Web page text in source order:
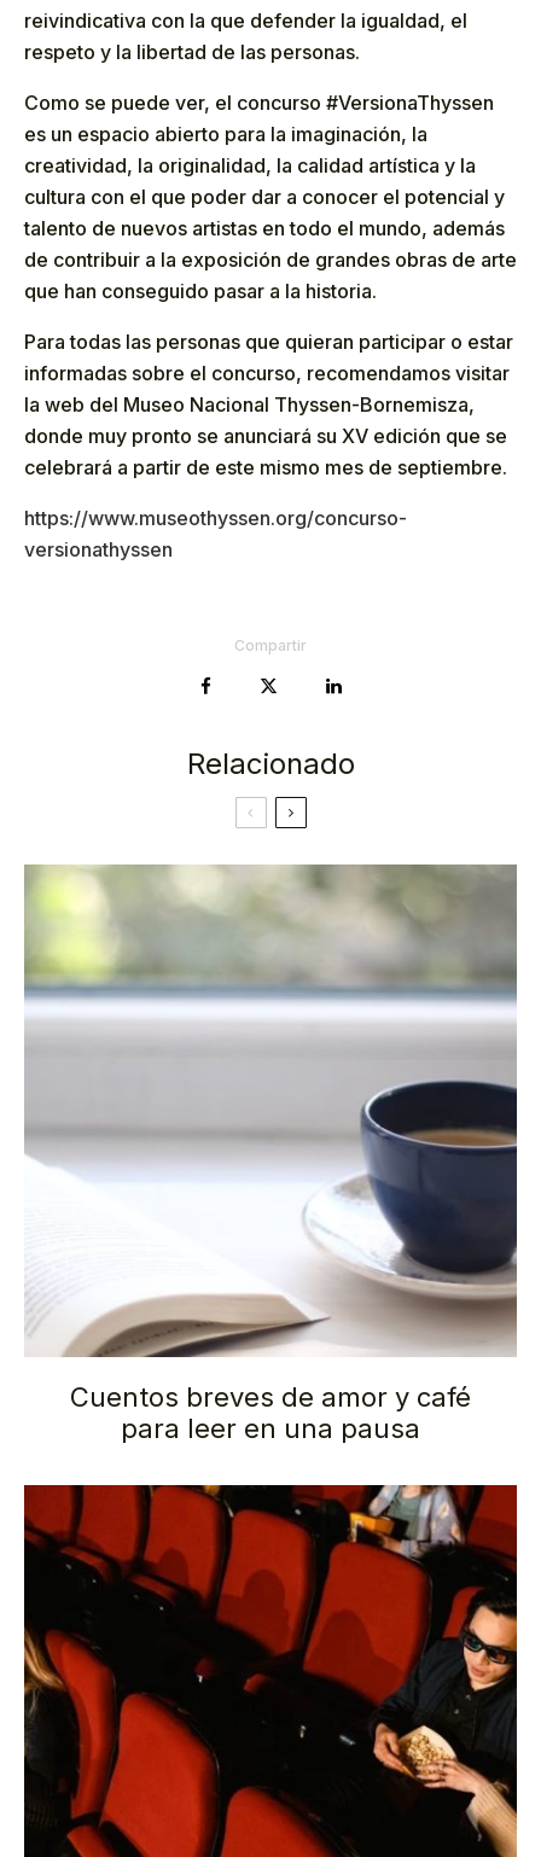
reivindicativa con la que defender la igualdad, el
respeto y la libertad de las personas.
Como se puede ver, el concurso #VersionaThyssen
es un espacio abierto para la imaginación, la
creatividad, la originalidad, la calidad artística y la
cultura con el que poder dar a conocer el potencial y
talento de nuevos artistas en todo el mundo, además
de contribuir a la exposición de grandes obras de arte
que han conseguido pasar a la historia.
Para todas las personas que quieran participar o estar
informadas sobre el concurso, recomendamos visitar
la web del Museo Nacional Thyssen-Bornemisza,
donde muy pronto se anunciará su XV edición que se
celebrará a partir de este mismo mes de septiembre.
https://www.museothyssen.org/concurso-
versionathyssen
Compartir
Relacionado
Cuentos breves de amor y café
para leer en una pausa